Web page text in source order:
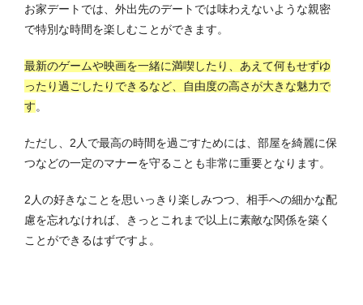
お家デートでは、外出先のデートでは味わえないような親密
で特別な時間を楽しむことができます。
最新のゲームや映画を一緒に満喫したり、あえて何もせずゆ
ったり過ごしたりできるなど、自由度の高さが大きな魅力で
す。
ただし、2人で最高の時間を過ごすためには、部屋を綺麗に保
つなどの一定のマナーを守ることも非常に重要となります。
2人の好きなことを思いっきり楽しみつつ、相手への細かな配
慮を忘れなければ、きっとこれまで以上に素敵な関係を築く
ことができるはずですよ。